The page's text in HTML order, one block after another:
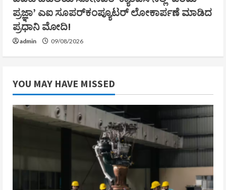
ಪ್ರಜ್ಞಾ’ ಎಐ ಸೂಪರ್‌ಕಂಪ್ಯೂಟರ್ ಲೋಕಾರ್ಪಣೆ ಮಾಡಿದ
ಪ್ರಧಾನಿ ಮೋದಿ!
admin 09/08/2026
YOU MAY HAVE MISSED